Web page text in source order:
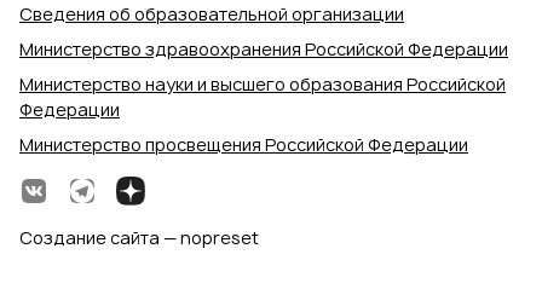
Сведения об образовательной организации
Министерство здравоохранения Российской Федерации
Министерство науки и высшего образования Российской
Федерации
Министерство просвещения Российской Федерации
Создание сайта — nopreset